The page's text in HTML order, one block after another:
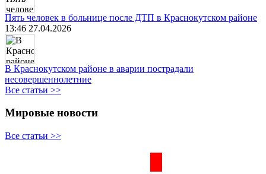
Пять человек в больнице после ДТП в Краснокутском районе
13:46 27.04.2026
В Краснокутском районе в аварии пострадали
несовершеннолетние
Все статьи >>
Мировые новости
Все статьи >>